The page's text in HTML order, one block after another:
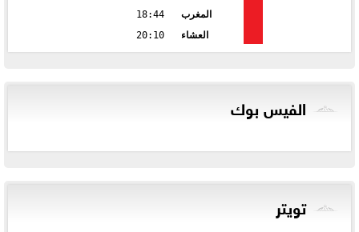
المغرب
18:44
العشاء
20:10
الفيس بوك
تويتر